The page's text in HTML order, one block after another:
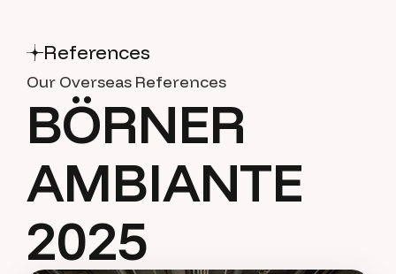
References
Our Overseas References
BÖRNER
AMBIANTE
2025